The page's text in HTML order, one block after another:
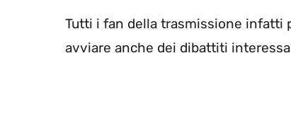
Tutti i fan della trasmissione infatti
avviare anche dei dibattiti